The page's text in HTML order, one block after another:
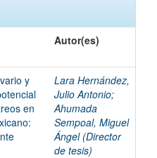
Autor(es)
y
en
Lara Hernández,
Julio Antonio;
Ahumada
Sempoal, Miguel
Ángel (Director
de tesis)